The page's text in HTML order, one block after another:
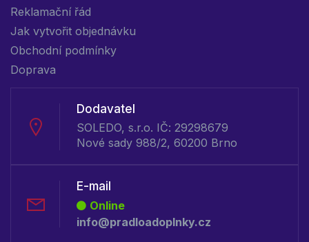
Reklamační řád
Jak vytvořit objednávku
Obchodní podmínky
Doprava
Dodavatel
SOLEDO, s.r.o. IČ: 29298679
Nové sady 988/2, 60200 Brno
E-mail
Online
info@pradloadoplnky.cz